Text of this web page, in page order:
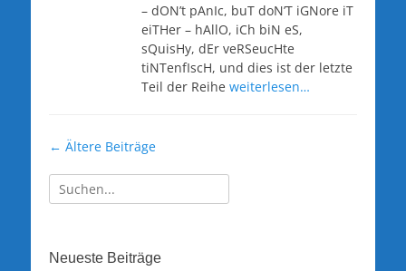
– dON’t pAnIc, buT doN’T iGNore iT
eiTHer – hAllO, iCh biN eS,
sQuisHy, dEr veRSeucHte
tiNTenfIscH, und dies ist der letzte
Teil der Reihe weiterlesen…
Beitragsnavigation
← Ältere Beiträge
Suche
nach:
Neueste Beiträge